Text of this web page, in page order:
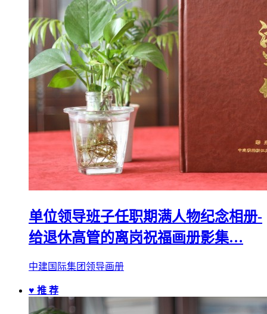
单位领导班子任职期满人物纪念相册-
给退休高管的离岗祝福画册影集…
中建国际集团领导画册
♥ 推 荐